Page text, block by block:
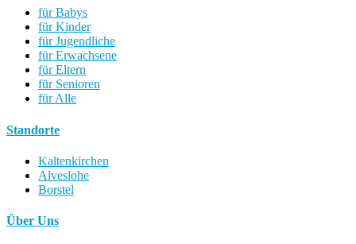
für Babys
für Kinder
für Jugendliche
für Erwachsene
für Eltern
für Senioren
für Alle
Standorte
Kaltenkirchen
Alveslohe
Borstel
Über Uns